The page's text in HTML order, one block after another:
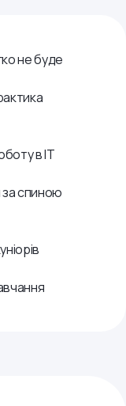
не буде
в ІТ
спиною